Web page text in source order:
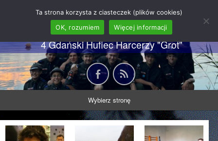
62 GDH "Orkan" im. gen.
Stanisława Sosabowskiego
4 Gdański Hufiec Harcerzy "Grot"
Wybierz stronę
Ta strona korzysta z ciasteczek (plików cookies)
OK, rozumiem
Więcej informacji